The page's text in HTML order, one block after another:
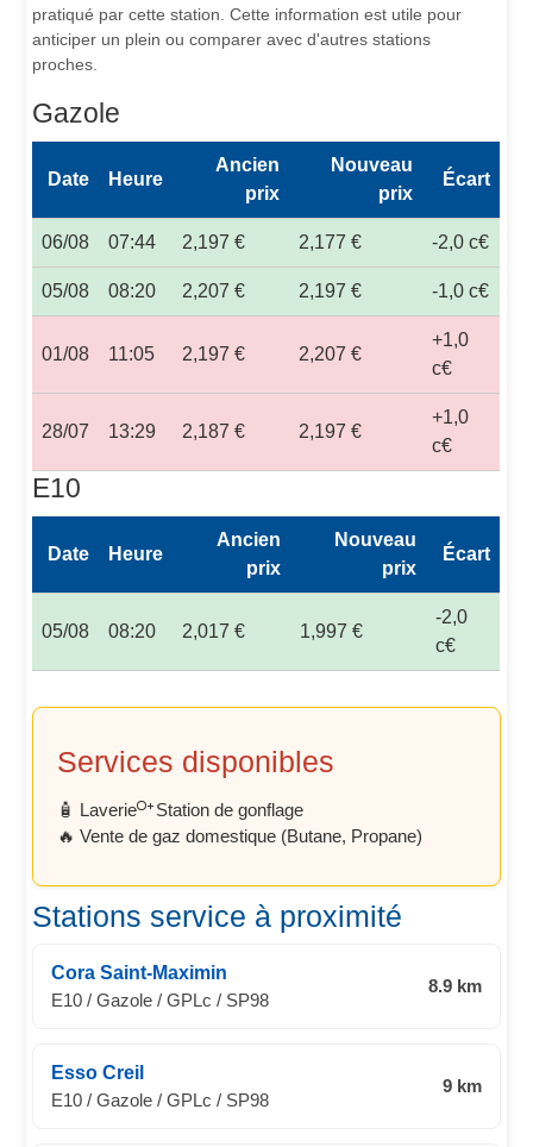
pratiqué par cette station. Cette information est utile pour
anticiper un plein ou comparer avec d'autres stations
proches.
Gazole
Date Heure
Ancien
prix
Nouveau
prix
Écart
06/08 07:44 2,197 € 2,177 € -2,0 c€
05/08 08:20 2,207 € 2,197 € -1,0 c€
01/08 11:05 2,197 € 2,207 €
+1,0
c€
28/07 13:29 2,187 € 2,197 €
+1,0
c€
E10
Date Heure
Ancien
prix
Nouveau
prix
Écart
05/08 08:20 2,017 € 1,997 €
-2,0
c€
Services disponibles
🧴 Laverie
Station de gonflage
🔥 Vente de gaz domestique (Butane, Propane)
Stations service à proximité
Cora Saint-Maximin
E10 / Gazole / GPLc / SP98
8.9 km
Esso Creil
E10 / Gazole / GPLc / SP98
9 km